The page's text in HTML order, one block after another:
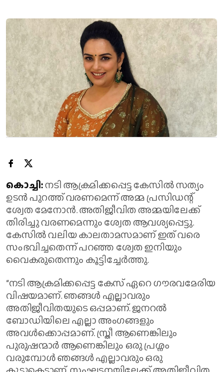
കൊച്ചി:നടി ആക്രമിക്കപ്പെട്ട കേസിൽ സത്യം
ഉടൻ പുറത്ത് വരണമെന്ന് അമ്മ പ്രസിഡന്റ്
ശ്വേത മേനോൻ. അതിജീവിത അമ്മയിലേക്ക്
തിരിച്ചു വരണമെന്നും ശ്വേത ആവശ്യപ്പെട്ടു.
കേസിൽ വലിയ കാലതാമസമാണ് ഇത് വരെ
സംഭവിച്ചതെന്ന് പറഞ്ഞ ശ്വേത ഇനിയും
വൈകരുതെന്നും കൂട്ടിച്ചേർത്തു.
“നടി ആക്രമിക്കപ്പെട്ട കേസ് ഏറെ ​ഗൗരവമേരിയ
വിഷയമാണ്. ഞങ്ങൾ എല്ലാവരും
അതിജീവിതയുടെ ഒപ്പമാണ്. ജനറൽ
ബോഡിയിലെ എല്ലാ അംഗങ്ങളും
അവൾക്കൊപ്പമാണ്. സ്ത്രീ ആണെങ്കിലും
പുരുഷന്മാർ ആണെങ്കിലും ഒരു പ്രശ്നം
വരുമ്പോൾ ഞങ്ങൾ എല്ലാവരും ഒരു